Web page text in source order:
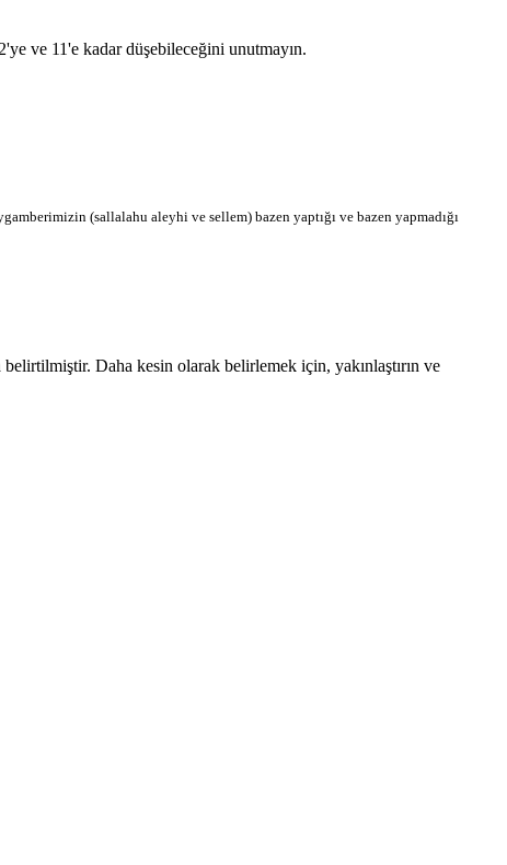
ve 11'e kadar düşebileceğini unutmayın.
(sallalahu aleyhi ve sellem) bazen yaptığı ve bazen yapmadığı
Daha kesin olarak belirlemek için, yakınlaştırın ve